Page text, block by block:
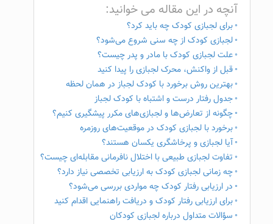
آنچه در این مقاله می خوانید:
برای لجبازی کودک چه باید کرد؟
لجبازی کودک از چه سنی شروع می‌شود؟
علت لجبازی کودک با مادر و پدر چیست؟
قبل از واکنش، محرک لجبازی را پیدا کنید
بهترین روش برخورد با کودک لجباز در همان لحظه
جدول رفتار درست و اشتباه با کودک لجباز
چگونه از تعارض‌ها و لجبازی‌های مکرر پیشگیری کنیم؟
برخورد با لجبازی کودک در موقعیت‌های روزمره
آیا لجبازی و پرخاشگری یکسان هستند؟
تفاوت لجبازی طبیعی با اختلال نافرمانی مقابله‌ای چیست؟
چه زمانی لجبازی کودک به ارزیابی تخصصی نیاز دارد؟
در ارزیابی رفتار کودک چه مواردی بررسی می‌شود؟
برای ارزیابی رفتار کودک و دریافت راهنمایی اقدام کنید
سؤالات متداول درباره لجبازی کودکان